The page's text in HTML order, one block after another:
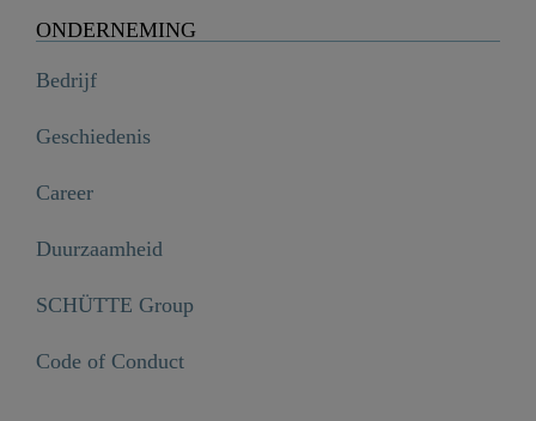
ONDERNEMING
Bedrijf
Geschiedenis
Career
Duurzaamheid
SCHÜTTE Group
Code of Conduct